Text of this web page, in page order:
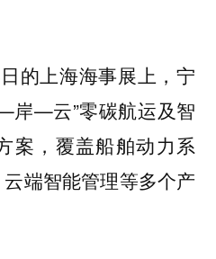
的上海海事展上，宁
岸—云”零碳航运及智
案，覆盖船舶动力系
端智能管理等多个产